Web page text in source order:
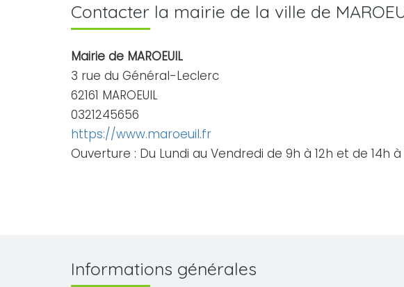
Contacter la mairie de la ville de
Mairie de MAROEUIL
3 rue du Général-Leclerc
62161 MAROEUIL
0321245656
https://www.maroeuil.fr
Ouverture : Du Lundi au Vendredi de 9h à 12h et de 14h à
Informations générales